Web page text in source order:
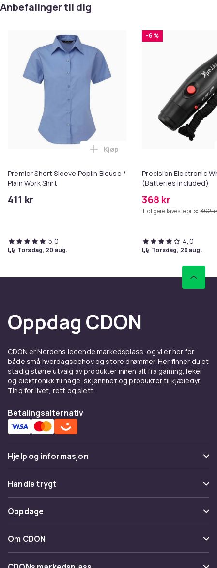
Anbefalinger til dig
Premier Short Sleeve Poplin Blouse /
Plain Work Shirt
411 kr
Legg Premier Short Sleeve
Kjøp
5,0
torsdag, 20 aug.
-6 %
Precision Electronic
(Batteries Included)
368 kr
Tidligere laveste pris: 392
4,0
torsdag, 20 aug.
Oppdag CDON
CDON er Nordens ledende markedsplass, og vi er her for
både små hverdagsbehov og store drømmer. Her finner du et
stadig større utvalg av produkter innen alt fra gaming, leker
og elektronikk til hage, skjønnhet og produkter til kjæledyr.
Ting for livet, rett og slett.
Betalingsalternativ
Hjelp og informasjon
Vanlige spørsmål
Spor pakke
Angre & returner her
Kontakt oss
Handle trygt
Betaling
Levering
Tilbakekallinger
Oppdage
Kategorier
Varemerker
Om CDON
Om oss